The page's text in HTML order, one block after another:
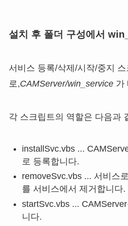
설치 후 폴더 구성에서
서비스 등록/삭제/시작/중지 스
로,CAMServer/win_service가
각 스크립트의 역할은 다음과
installSvc.vbs ...
로 등록합니다.
removeSvc.vbs ... 서비스
를 서비스에서 제거합니다.
startSvc.vbs ...
니다.